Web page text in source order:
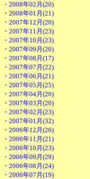
・2008年02月(20)
・2008年01月(21)
・2007年12月(20)
・2007年11月(23)
・2007年10月(23)
・2007年09月(20)
・2007年08月(17)
・2007年07月(22)
・2007年06月(21)
・2007年05月(25)
・2007年04月(20)
・2007年03月(20)
・2007年02月(23)
・2007年01月(32)
・2006年12月(26)
・2006年11月(21)
・2006年10月(23)
・2006年09月(29)
・2006年08月(24)
・2006年07月(19)